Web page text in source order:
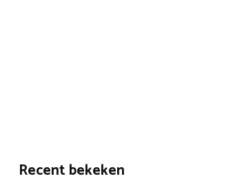
Recent bekeken